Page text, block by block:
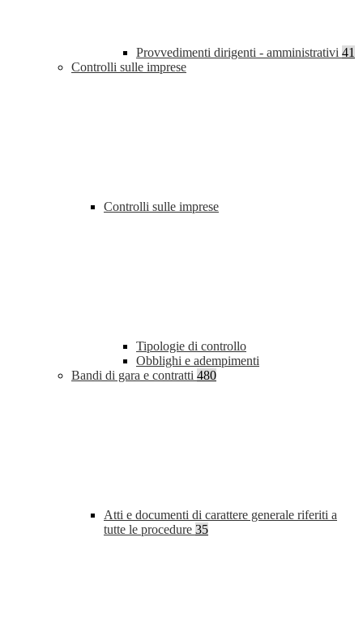
Provvedimenti dirigenti - amministrativi 41
Controlli sulle imprese
Controlli sulle imprese
Tipologie di controllo
Obblighi e adempimenti
Bandi di gara e contratti 480
Atti e documenti di carattere generale riferiti a
tutte le procedure 35